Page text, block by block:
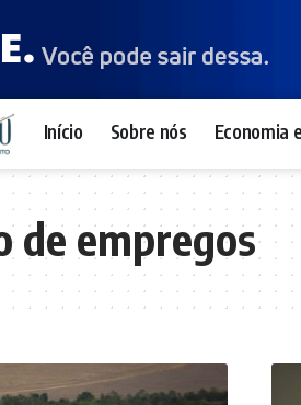
Início Sobre nós Economia
de empregos